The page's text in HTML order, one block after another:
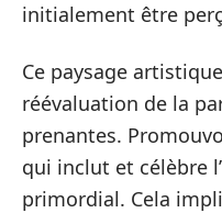
initialement être
Ce paysage
réévaluation de la
prenantes.
qui inclut et célèbre
primordial. Cela